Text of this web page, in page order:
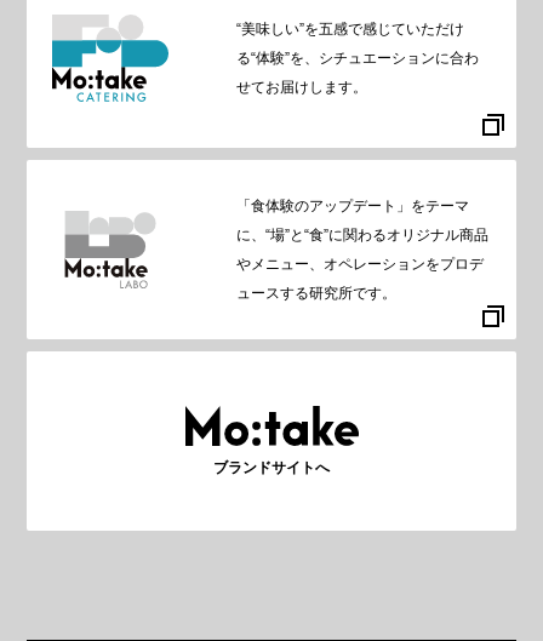
“美味しい”を五感で感じていただけ
る“体験”を、シチュエーションに合わ
せてお届けします。
「食体験のアップデート」をテーマ
に、“場”と“食”に関わるオリジナル商品
やメニュー、オペレーションをプロデ
ュースする研究所です。
ブランドサイトへ